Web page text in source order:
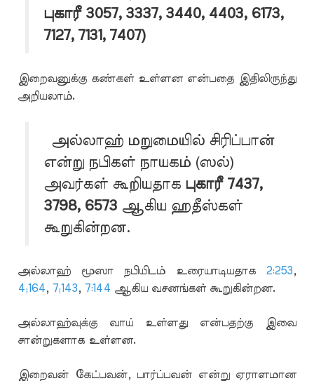
புகாரீ 3057, 3337, 3440, 4403, 6173,
7127, 7131, 7407)
இறைவனுக்கு கண்கள் உள்ளன என்பதை இதிலிருந்து
அறியலாம்.
அல்லாஹ் மறுமையில் சிரிப்பான்
என்று நபிகள் நாயகம் (ஸல்)
அவர்கள் கூறியதாக புகாரீ 7437,
3798, 6573 ஆகிய ஹதீஸ்கள்
கூறுகின்றன.
அல்லாஹ் மூஸா நபியிடம் உரையாடியதாக 2:253,
4;164, 7;143, 7:144 ஆகிய வசனங்கள் கூறுகின்றன.
அல்லாஹ்வுக்கு வாய் உள்ளது என்பதற்கு இவை
சான்றுகளாக உள்ளன.
இறைவன் கேட்பவன், பார்ப்பவன் என்று ஏராளமான